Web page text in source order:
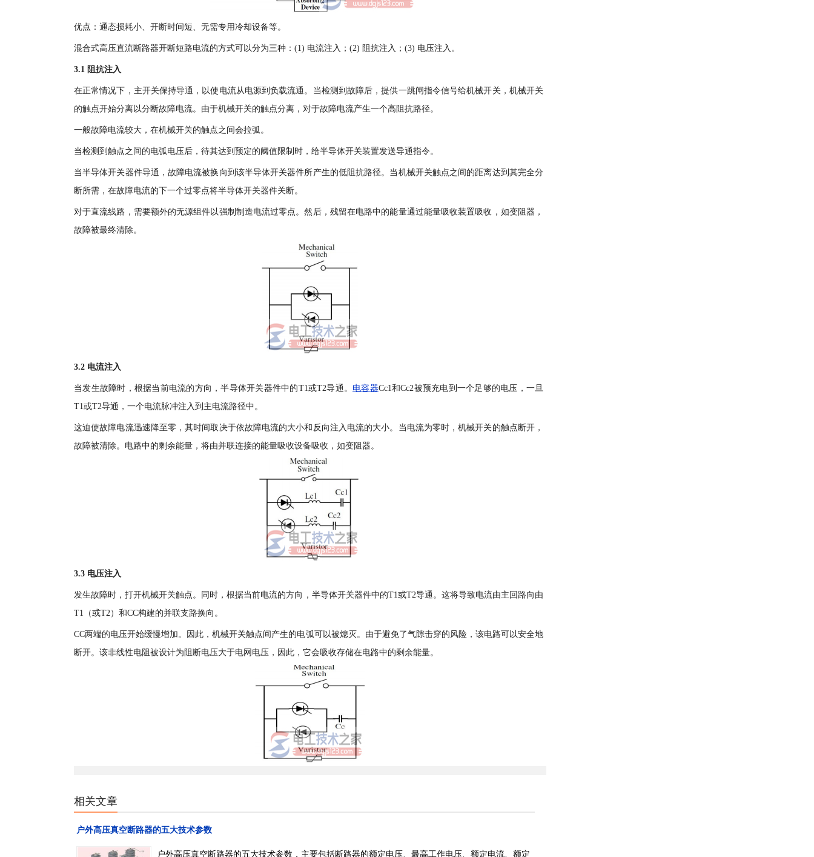
优点：通态损耗小、开断时间短、无需专用冷却设备等。
混合式高压直流断路器开断短路电流的方式可以分为三种：(1) 电流注入；(2) 阻抗注入；(3) 电压注入。
3.1 阻抗注入
在正常情况下，主开关保持导通，以使电流从电源到负载流通。当检测到故障后，提供一跳闸指令信号给机械开关，机械开关
的触点开始分离以分断故障电流。由于机械开关的触点分离，对于故障电流产生一个高阻抗路径。
一般故障电流较大，在机械开关的触点之间会拉弧。
当检测到触点之间的电弧电压后，待其达到预定的阈值限制时，给半导体开关装置发送导通指令。
当半导体开关器件导通，故障电流被换向到该半导体开关器件所产生的低阻抗路径。当机械开关触点之间的距离达到其完全分
断所需，在故障电流的下一个过零点将半导体开关器件关断。
对于直流线路，需要额外的无源组件以强制制造电流过零点。然后，残留在电路中的能量通过能量吸收装置吸收，如变阻器，
故障被最终清除。
3.2 电流注入
当发生故障时，根据当前电流的方向，半导体开关器件中的T1或T2导通。 电容器Cc1和Cc2被预充电到一个足够的电压，一旦
T1或T2导通，一个电流脉冲注入到主电流路径中。
这迫使故障电流迅速降至零，其时间取决于依故障电流的大小和反向注入电流的大小。当电流为零时，机械开关的触点断开，
故障被清除。电路中的剩余能量，将由并联连接的能量吸收设备吸收，如变阻器。
3.3 电压注入
发生故障时，打开机械开关触点。同时，根据当前电流的方向，半导体开关器件中的T1或T2导通。这将导致电流由主回路向由
T1（或T2）和CC构建的并联支路换向。
CC两端的电压开始缓慢增加。因此，机械开关触点间产生的电弧可以被熄灭。由于避免了气隙击穿的风险，该电路可以安全地
断开。该非线性电阻被设计为阻断电压大于电网电压，因此，它会吸收存储在电路中的剩余能量。
相关文章
户外高压真空断路器的五大技术参数
户外高压真空断路器的五大技术参数，主要包括断路器的额定电压、最高工作电压、额定电流、额定